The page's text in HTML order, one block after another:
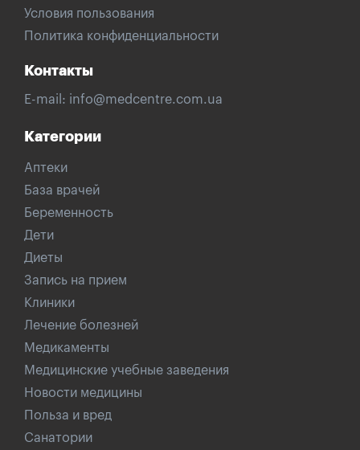
Условия пользования
Политика конфиденциальности
Контакты
E-mail: info@medcentre.com.ua
Категории
Аптеки
База врачей
Беременность
Дети
Диеты
Запись на прием
Клиники
Лечение болезней
Медикаменты
Медицинские учебные заведения
Новости медицины
Польза и вред
Санатории